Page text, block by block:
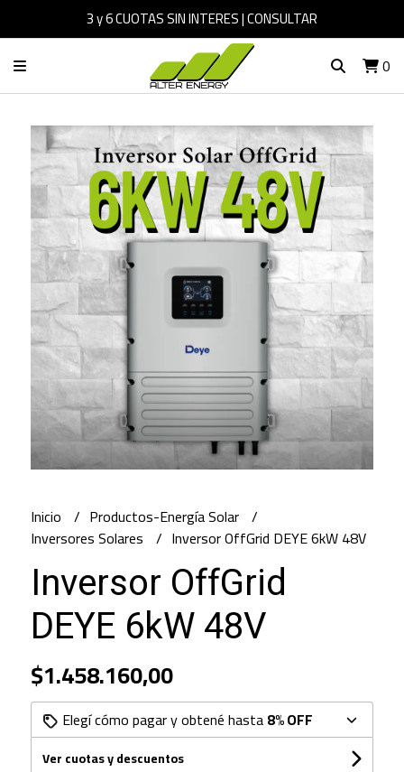
3 y 6 CUOTAS SIN INTERES | CONSULTAR
0
Inicio
Productos-Energía Solar
Inversores Solares
Inversor OffGrid DEYE 6kW 48V
Inversor OffGrid
DEYE 6kW 48V
$1.458.160,00
Elegí cómo pagar y obtené hasta8% OFF
Ver cuotas y descuentos